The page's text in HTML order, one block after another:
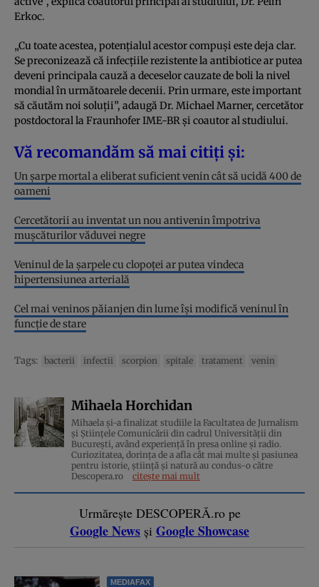
Erkoc.
„Cu toate acestea, potențialul acestor compuși este deja clar.
Se preconizează că infecțiile rezistente la antibiotice ar putea
deveni principala cauză a deceselor cauzate de boli la nivel
mondial în următoarele decenii. Prin urmare, este important
să căutăm noi soluții”, adaugă Dr. Michael Marner, cercetător
postdoctoral la Fraunhofer IME-BR și coautor al studiului.
Vă recomandăm să mai citiți și:
Un șarpe mortal a eliberat suficient venin cât să ucidă 400 de
oameni
Cercetătorii au inventat un nou antivenin împotriva
mușcăturilor văduvei negre
Veninul de la șarpele cu clopoței ar putea vindeca
hipertensiunea arterială
Cel mai veninos păianjen din lume își modifică veninul în
funcție de stare
Tags: bacterii infectii scorpion spitale tratament venin
Mihaela Horchidan
Mihaela și-a finalizat studiile la Facultatea de Jurnalism
și Științele Comunicării din cadrul Universității din
București, având experiență în presa online și radio.
Curiozitatea, dorința de a afla cât mai multe și pasiunea
pentru istorie, ştiinţă şi natură au condus-o către
Descopera.ro
citește mai mult
Urmărește DESCOPERĂ.ro pe
Google News și Google Showcase
MEDIAFAX